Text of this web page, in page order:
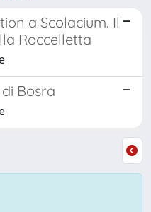
a Scolacium. Il
Roccelletta
Bosra